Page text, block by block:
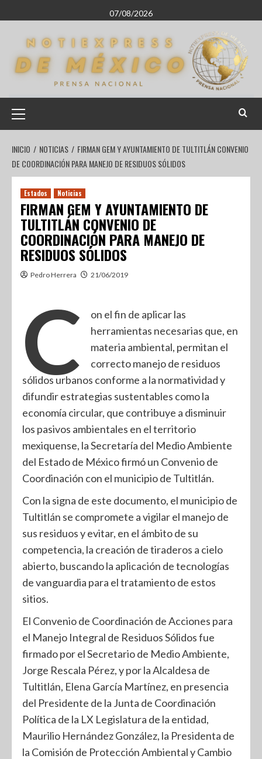
07/08/2026
INICIO NOTICIAS
FIRMAN GEM Y AYUNTAMIENTO DE TULTITLÁN CONVENIO
DE COORDINACIÓN PARA MANEJO DE RESIDUOS SÓLIDOS
Estados Noticias
FIRMAN GEM Y AYUNTAMIENTO DE
TULTITLÁN CONVENIO DE
COORDINACIÓN PARA MANEJO DE
RESIDUOS SÓLIDOS
Pedro Herrera 21/06/2019
C
on el fin de aplicar las
herramientas necesarias que, en
materia ambiental, permitan el
correcto manejo de residuos
sólidos urbanos conforme a la normatividad y
difundir estrategias sustentables como la
economía circular, que contribuye a disminuir
los pasivos ambientales en el territorio
mexiquense, la Secretaría del Medio Ambiente
del Estado de México firmó un Convenio de
Coordinación con el municipio de Tultitlán.
Con la signa de este documento, el municipio de
Tultitlán se compromete a vigilar el manejo de
sus residuos y evitar, en el ámbito de su
competencia, la creación de tiraderos a cielo
abierto, buscando la aplicación de tecnologías
de vanguardia para el tratamiento de estos
sitios.
El Convenio de Coordinación de Acciones para
el Manejo Integral de Residuos Sólidos fue
firmado por el Secretario de Medio Ambiente,
Jorge Rescala Pérez, y por la Alcaldesa de
Tultitlán, Elena García Martínez, en presencia
del Presidente de la Junta de Coordinación
Política de la LX Legislatura de la entidad,
Maurilio Hernández González, la Presidenta de
la Comisión de Protección Ambiental y Cambio